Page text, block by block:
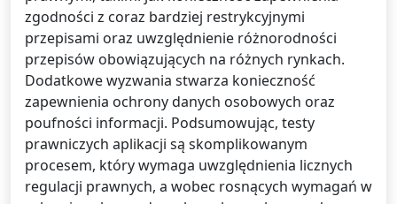
zgodności z coraz bardziej restrykcyjnymi
przepisami oraz uwzględnienie różnorodności
przepisów obowiązujących na różnych rynkach.
Dodatkowe wyzwania stwarza konieczność
zapewnienia ochrony danych osobowych oraz
poufności informacji. Podsumowując, testy
prawniczych aplikacji są skomplikowanym
procesem, który wymaga uwzględnienia licznych
regulacji prawnych, a wobec rosnących wymagań w